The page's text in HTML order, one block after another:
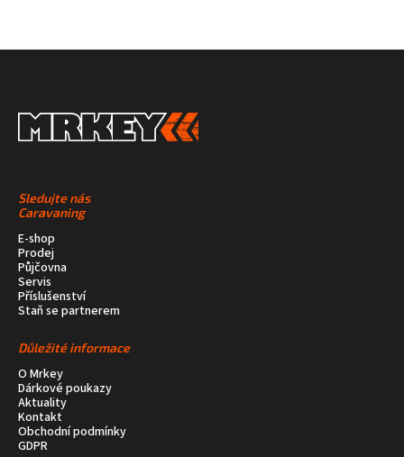
Sledujte nás
Caravaning
E-shop
Prodej
Půjčovna
Servis
Příslušenství
Staň se partnerem
Důležité informace
O Mrkey
Dárkové poukazy
Aktuality
Kontakt
Obchodní podmínky
GDPR